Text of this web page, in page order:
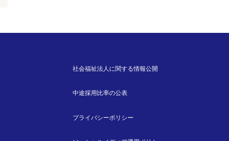
社会福祉法人に関する情報公開
中途採用比率の公表
プライバシーポリシー